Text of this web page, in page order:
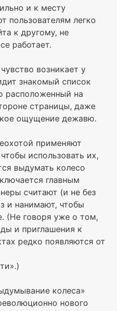
и к месту
пользователям легко
к другому, не
работает.
возникает у
знакомый список
расположенный на
страницы, даже
ощущение дежавю.
применяют
использовать их,
выдумать колесо
главным
считают (и не без
и нанимают, чтобы
(Не говоря уже о том,
и приглашения к
редко появляются от
колеса»
нового